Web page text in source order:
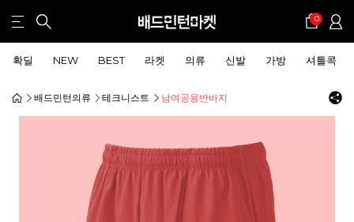
0
확딜 NEW BEST 라켓 의류 신발 가방 셔틀콕
배드민턴의류 테크니스트 남여공용반바지